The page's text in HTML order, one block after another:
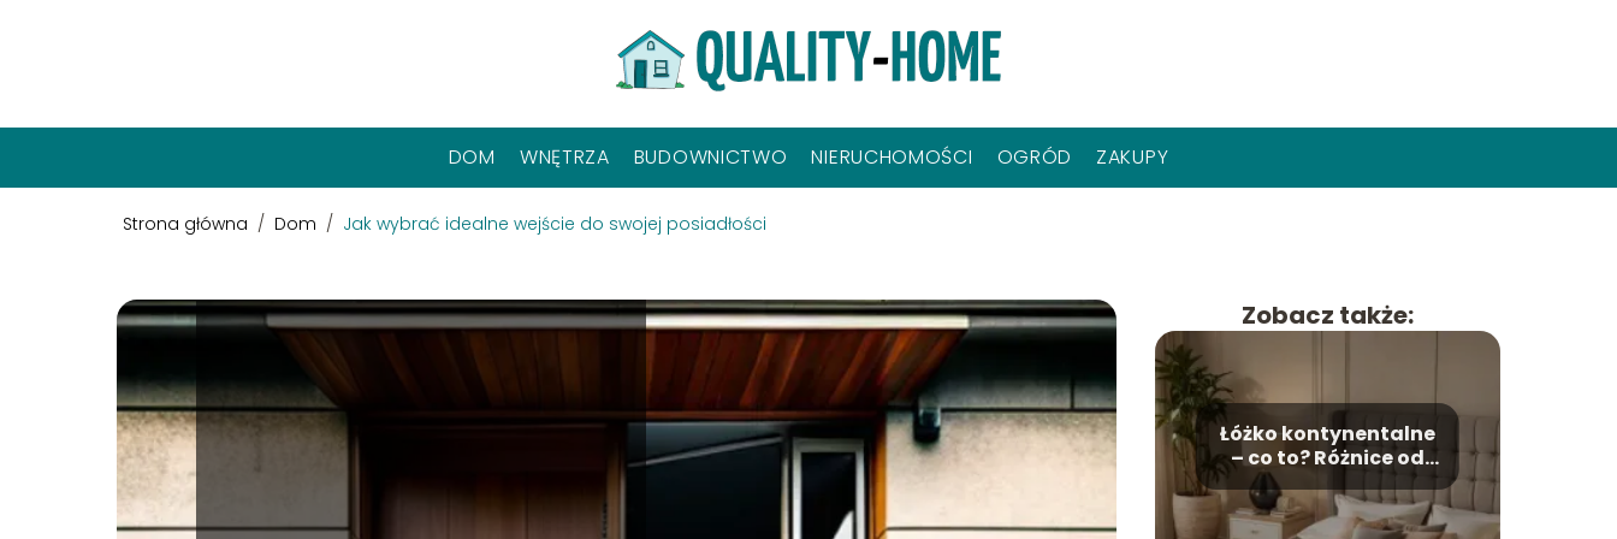
DOM WNĘTRZA BUDOWNICTWO NIERUCHOMOŚCI OGRÓD ZAKUPY
Strona główna / Dom / Jak wybrać idealne wejście do swojej posiadłości
Zobacz także:
Łóżko kontynentalne
– co to? Różnice od
tradycyjnego